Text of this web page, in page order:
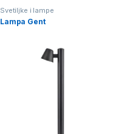
Svetiljke i lampe
Lampa Gent